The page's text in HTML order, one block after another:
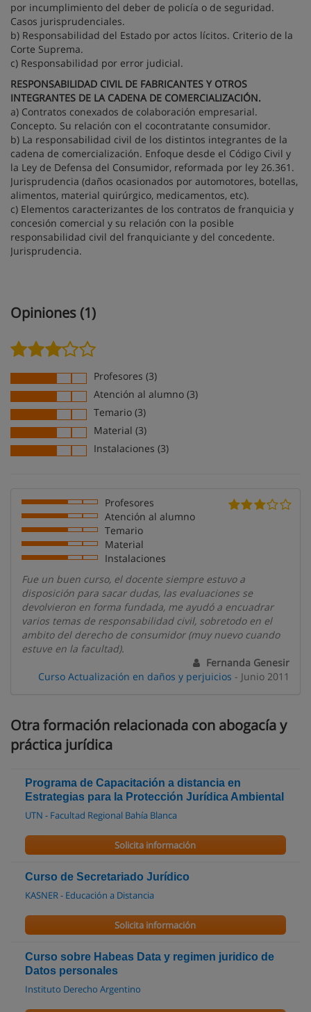
por incumplimiento del deber de policía o de seguridad.
Casos jurisprudenciales.
b) Responsabilidad del Estado por actos lícitos. Criterio de la
Corte Suprema.
c) Responsabilidad por error judicial.
RESPONSABILIDAD CIVIL DE FABRICANTES Y OTROS
INTEGRANTES DE LA CADENA DE COMERCIALIZACIÓN.
a) Contratos conexados de colaboración empresarial.
Concepto. Su relación con el cocontratante consumidor.
b) La responsabilidad civil de los distintos integrantes de la
cadena de comercialización. Enfoque desde el Código Civil y
la Ley de Defensa del Consumidor, reformada por ley 26.361.
Jurisprudencia (daños ocasionados por automotores, botellas,
alimentos, material quirúrgico, medicamentos, etc).
c) Elementos caracterizantes de los contratos de franquicia y
concesión comercial y su relación con la posible
responsabilidad civil del franquiciante y del concedente.
Jurisprudencia.
Opiniones (1)
Profesores (3)
Atención al alumno (3)
Temario (3)
Material (3)
Instalaciones (3)
Profesores
Atención al alumno
Temario
Material
Instalaciones
Fue un buen curso, el docente siempre estuvo a
disposición para sacar dudas, las evaluaciones se
devolvieron en forma fundada, me ayudó a encuadrar
varios temas de responsabilidad civil, sobretodo en el
ambito del derecho de consumidor (muy nuevo cuando
estuve en la facultad).
Fernanda Genesir
Curso Actualización en daños y perjuicios - Junio 2011
Otra formación relacionada con abogacía y
práctica jurídica
Programa de Capacitación a distancia en
Estrategias para la Protección Jurídica Ambiental
UTN - Facultad Regional Bahía Blanca
Solicita información
Curso de Secretariado Jurídico
KASNER - Educación a Distancia
Solicita información
Curso sobre Habeas Data y regimen juridico de
Datos personales
Instituto Derecho Argentino